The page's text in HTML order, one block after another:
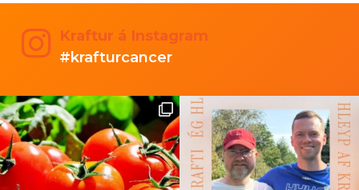
Kraftur á Instagram
#krafturcancer